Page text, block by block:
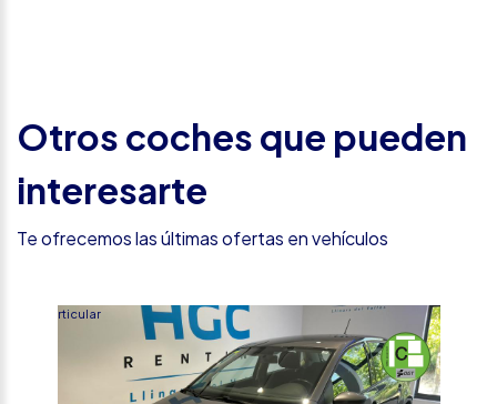
Otros coches que pueden
interesarte
Te ofrecemos las últimas ofertas en vehículos
Particular